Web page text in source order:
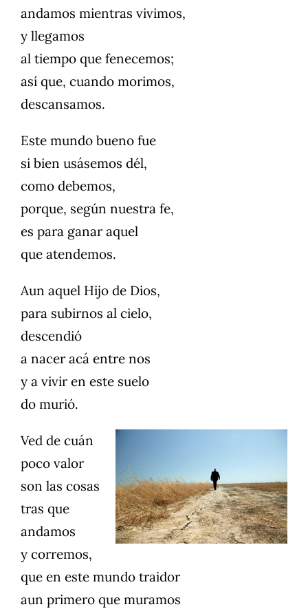
andamos mientras vivimos,
y llegamos
al tiempo que fenecemos;
así que, cuando morimos,
descansamos.
Este mundo bueno fue
si bien usásemos dél,
como debemos,
porque, según nuestra fe,
es para ganar aquel
que atendemos.
Aun aquel Hijo de Dios,
para subirnos al cielo,
descendió
a nacer acá entre nos
y a vivir en este suelo
do murió.
Ved de cuán
poco valor
son las cosas
tras que
andamos
y corremos,
que en este mundo traidor
aun primero que muramos